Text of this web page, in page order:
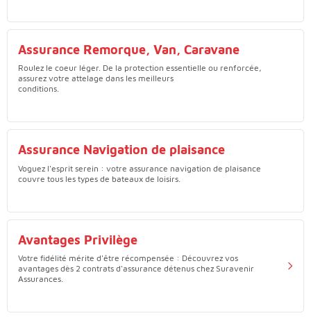
Assurance Remorque, Van, Caravane
Roulez le coeur léger. De la protection essentielle ou renforcée,
assurez votre attelage dans les meilleurs
conditions.
Assurance Navigation de plaisance
Voguez l'esprit serein : votre assurance navigation de plaisance
couvre tous les types de bateaux de loisirs.
Avantages Privilège
Votre fidélité mérite d'être récompensée : Découvrez vos
avantages dès 2 contrats d'assurance détenus chez Suravenir
Assurances.